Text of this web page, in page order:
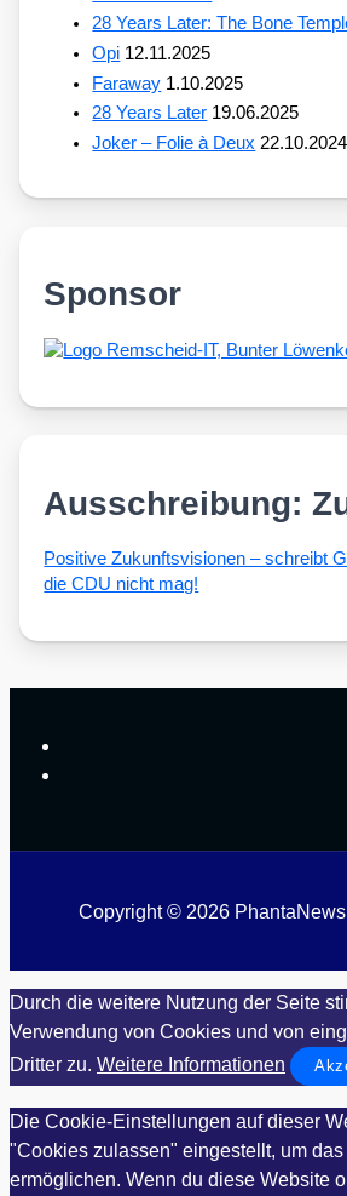
28 Years Later: The Bone
Opi 12.11.2025
Faraway 1.10.2025
28 Years Later 19.06.2025
Joker – Folie à Deux 22.10.2024
Sponsor
Ausschreibung:
Posi­ti­ve Zukunfts­vi­sio­nen – schreibt
die CDU nicht mag!
Copyright © 2026 PhantaNews
Durch die weitere Nutzung der Seite
Verwendung von Cookies und von
Dritter zu. Weitere Informationen
Die Cookie-Einstellungen auf dieser
"Cookies zulassen" eingestellt, um
ermöglichen. Wenn du diese Website